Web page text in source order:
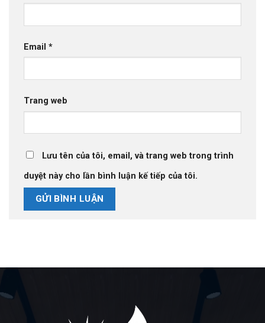
Email *
Trang web
Lưu tên của tôi, email, và trang web trong trình
duyệt này cho lần bình luận kế tiếp của tôi.